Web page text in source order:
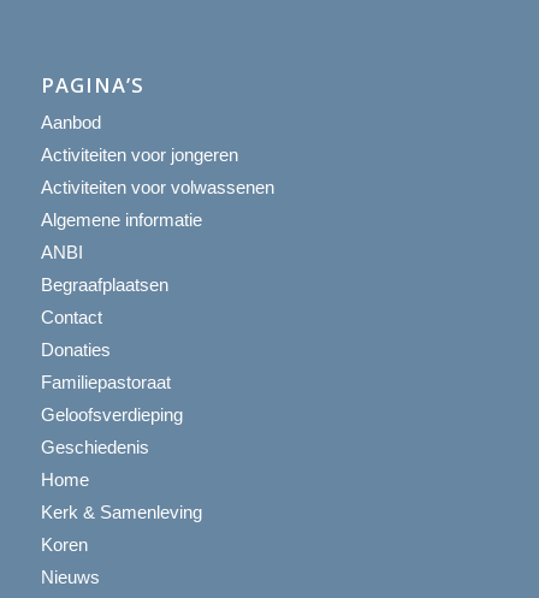
PAGINA’S
Aanbod
Activiteiten voor jongeren
Activiteiten voor volwassenen
Algemene informatie
ANBI
Begraafplaatsen
Contact
Donaties
Familiepastoraat
Geloofsverdieping
Geschiedenis
Home
Kerk & Samenleving
Koren
Nieuws